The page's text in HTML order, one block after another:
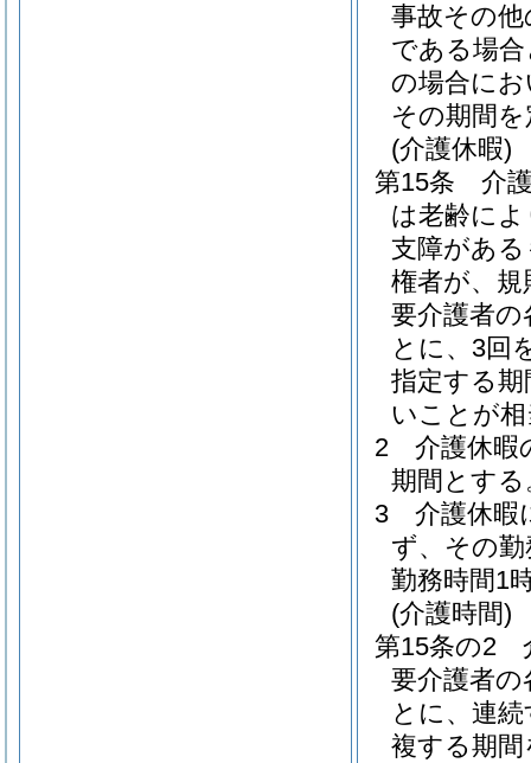
事故その
である場
の場合に
その期間
(介護休暇)
第15条
介
は老齢に
支障があ
権者が、
要介護者
とに、3回
指定する期
いことが
2
介護休暇
期間とする
3
介護休暇
ず、その
勤務時間1
(介護時間)
第15条の2
要介護者
とに、連
複する期